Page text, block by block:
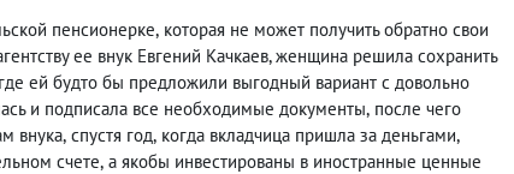
пенсионерке, которая не может получить обратно свои
ее внук Евгений Качкаев,женщина решила сохранить
ей будто бы предложили выгодный вариант с довольно
и подписала все необходимые документы, после чего
внука, спустя год, когда вкладчица пришла за деньгами,
счете, а якобы инвестированы в иностранные ценные